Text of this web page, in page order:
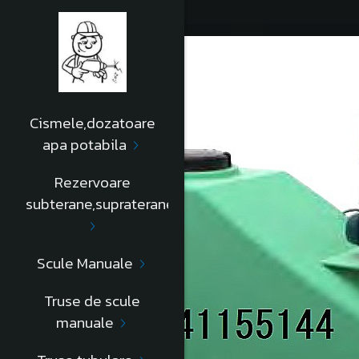
Cismele,dozatoare
apa potabila
Rezervoare
subterane,supraterane
Scule Manuale
Truse de scule
manuale